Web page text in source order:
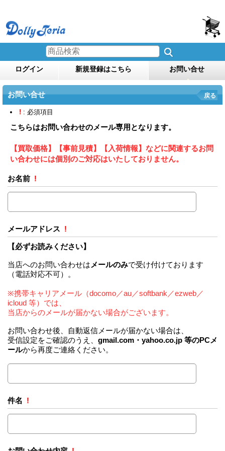
ログイン 新規登録はこちら お問い合せ
お問い合せ 戻る
! : 必須項目
こちらはお問い合わせのメール専用となります。
【買取価格】【事前見積】【入荷情報】などに関連するお問
い合わせには個別のご対応はいたしておりません。
お名前 !
メールアドレス !
【必ずお読みください】
当店へのお問い合わせは メールのみで受け付けております
（電話対応不可）。
※携帯キャリアメール（docomo／au／softbank／ezweb／
icloud 等）では、
当店からのメールが届かない場合がございます。
お問い合わせ後、自動返信メールが届かない場合は、
受信設定をご確認のうえ、 gmail.com・yahoo.co.jp 等のPCメ
ールから再度ご連絡ください。
件名 !